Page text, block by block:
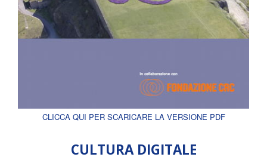
CLICCA QUI PER SCARICARE LA VERSIONE PDF
CULTURA DIGITALE